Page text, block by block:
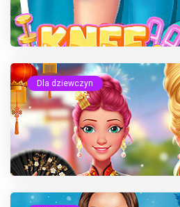
Dla dziewczyn